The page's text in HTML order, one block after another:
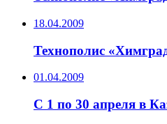
18.04.2009
Технополис
01.04.2009
C 1 по 30 апреля в